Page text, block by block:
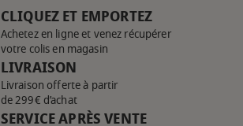
CLIQUEZ ET EMPORTEZ
Achetez en ligne et venez récupérer
votre colis en magasin
LIVRAISON
Livraison offerte à partir
de 299€ d’achat
SERVICE APRÈS VENTE